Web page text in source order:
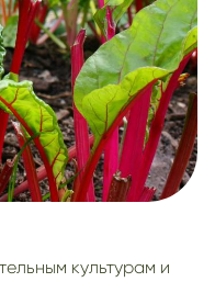
культурам и